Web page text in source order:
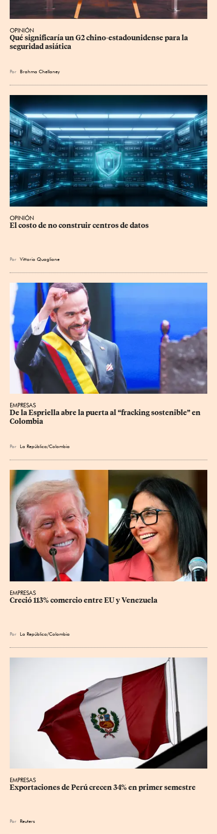
OPINIÓN
Qué significaría un G2 chino-estadounidense para la
seguridad asiática
Por Brahma Chellaney
OPINIÓN
El costo de no construir centros de datos
Por Vittorio Quaglione
EMPRESAS
De la Espriella abre la puerta al “fracking sostenible” en
Colombia
Por La República/Colombia
EMPRESAS
Creció 113% comercio entre EU y Venezuela
Por La República/Colombia
EMPRESAS
Exportaciones de Perú crecen 34% en primer semestre
Por Reuters